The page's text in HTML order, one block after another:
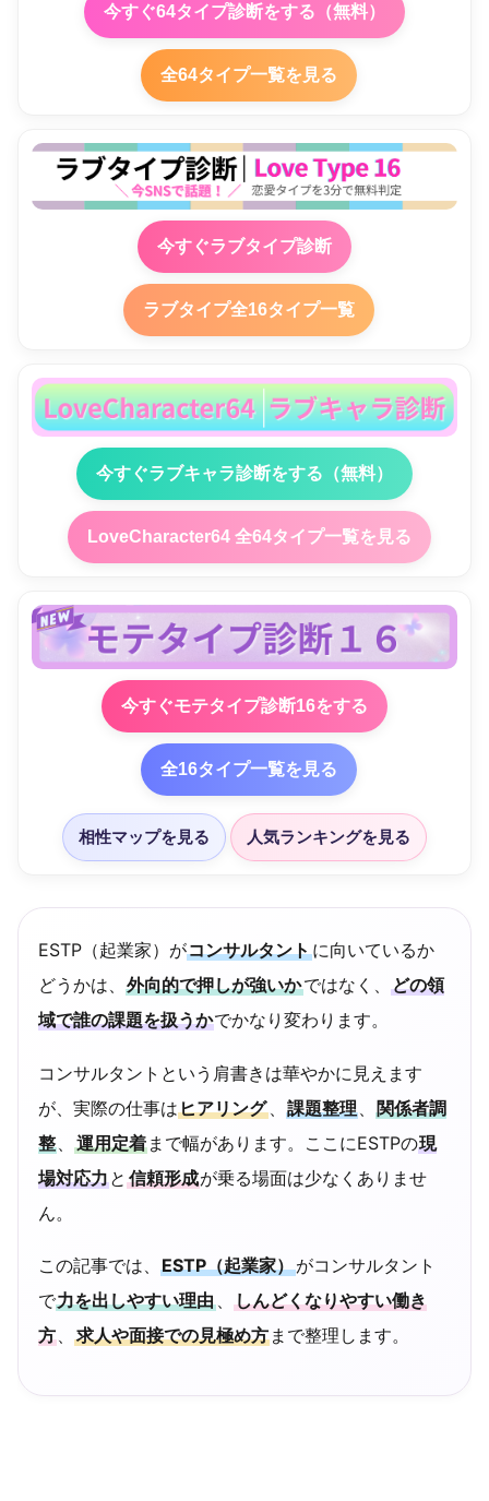
今すぐ64タイプ診断をする（無料）
全64タイプ一覧を見る
今すぐラブタイプ診断
ラブタイプ全16タイプ一覧
今すぐラブキャラ診断をする（無料）
LoveCharacter64 全64タイプ一覧を見る
今すぐモテタイプ診断16をする
全16タイプ一覧を見る
相性マップを見る 人気ランキングを見る
ESTP（起業家）がコンサルタントに向いているか
どうかは、 外向的で押しが強いかではなく、 どの領
域で誰の課題を扱うかでかなり変わります。
コンサルタントという肩書きは華やかに見えます
が、実際の仕事はヒアリング、 課題整理 、関係者調
整 、運用定着まで幅があります。ここにESTPの現
場対応力と信頼形成が乗る場面は少なくありませ
ん。
この記事では、 ESTP（起業家）がコンサルタント
で力を出しやすい理由、 しんどくなりやすい働き
方、求人や面接での見極め方まで整理します。